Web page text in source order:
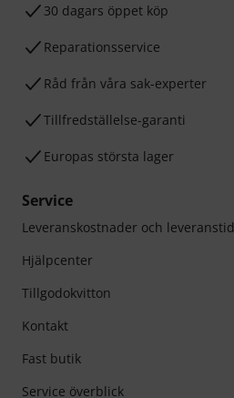
30 dagars öppet köp
Reparationsservice
Råd från våra sak-experter
Tillfredställelse-garanti
Europas största lager
Service
Leveranskostnader och leveranstid
Hjälpcenter
Tillgodokvitton
Kontakt
Fast butik
Service överblick